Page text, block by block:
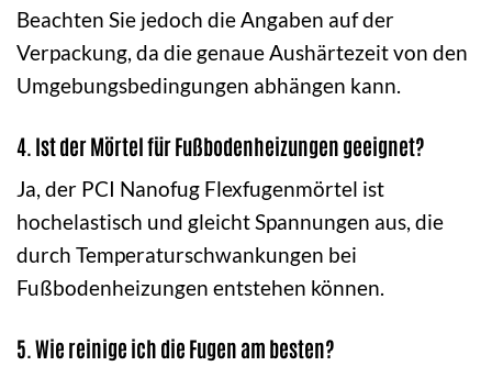
Beachten Sie jedoch die Angaben auf der
Verpackung, da die genaue Aushärtezeit von den
Umgebungsbedingungen abhängen kann.
4. Ist der Mörtel für Fußbodenheizungen geeignet?
Ja, der PCI Nanofug Flexfugenmörtel ist
hochelastisch und gleicht Spannungen aus, die
durch Temperaturschwankungen bei
Fußbodenheizungen entstehen können.
5. Wie reinige ich die Fugen am besten?